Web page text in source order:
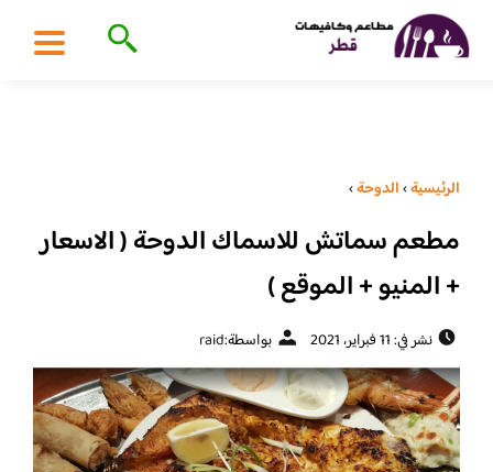
الرئيسية›الدوحة›
مطعم سماتش للاسماك الدوحة ( الاسعار
+ المنيو + الموقع )
نشر في: 11 فبراير، 2021 بواسطة:raid